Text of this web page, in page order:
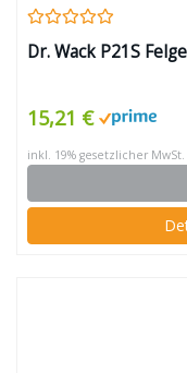
Dr. Wack P21S
15,21 €
inkl. 19% gesetzlicher MwSt.